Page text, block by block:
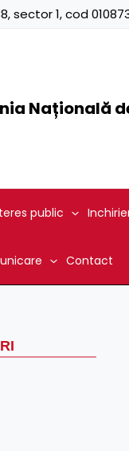
sector 1, cod
Națională
public
Contact